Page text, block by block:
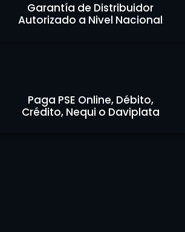
Garantía de Distribuidor
Autorizado a Nivel Nacional
Paga PSE Online, Débito,
Crédito, Nequi o Daviplata